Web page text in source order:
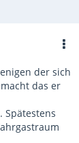
der sich
das er
Spätestens